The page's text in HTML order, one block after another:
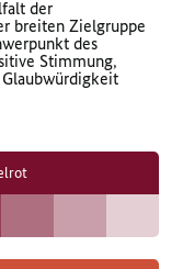
der
breiten Zielgruppe
des
Stimmung,